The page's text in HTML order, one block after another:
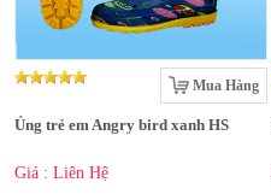
Mua Hàng
Ủng trẻ em Angry bird xanh HS
Giá : Liên Hệ